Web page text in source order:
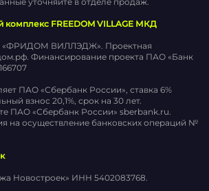
FREEDOM VILLAGE МКД
«ФРИДОМ ВИЛЛЭДЖ». Проектная
Финансирование проекта ПАО «Банк
ПАО «Сбербанк России», ставка 6%
взнос 20,1%, срок на 30 лет.
ПАО «Сбербанк России» sberbank.ru.
на осуществление банковских операций №
Новостроек» ИНН 5402083768.